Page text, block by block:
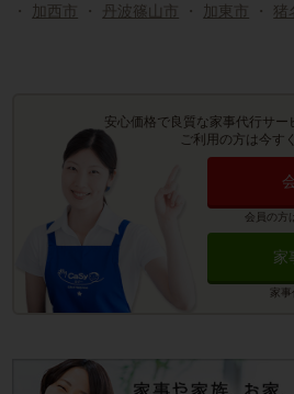
・ 加西市 ・ 丹波篠山市 ・ 加東市 ・ 猪
安心価格で良質な家事代行サー
ご利用の方は今す
会員の方
家
家